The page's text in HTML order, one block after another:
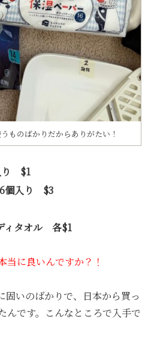
ものばかりだからありがたい！
り $1
個入り $3
ィタオル 各$1
当に良いんですか？！
固いのばかりで、日本から買っ
んです。こんなところで入手で